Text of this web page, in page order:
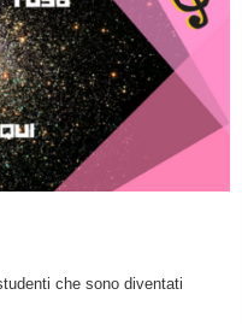
che sono diventati